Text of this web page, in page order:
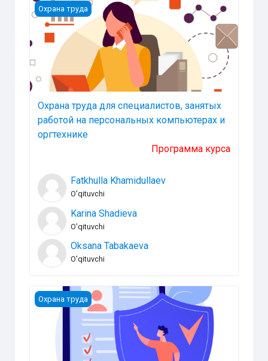
Охрана труда для специалистов, занятых работой
Охрана труда
Охрана труда для специалистов, занятых
работой на персональных компьютерах и
оргтехнике
Программа курса
Fatkhulla Khamidullaev
O'qituvchi
Karina Shadieva
O'qituvchi
Oksana Tabakaeva
O'qituvchi
Охрана труда для уполномоченных АО "Uzbekistan
Охрана труда